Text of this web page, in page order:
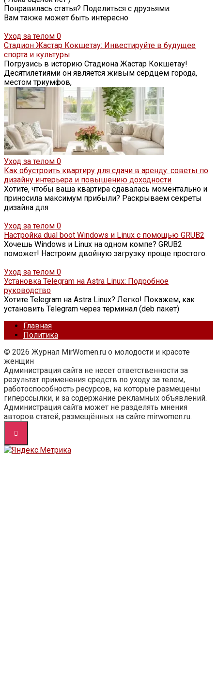
Понравилась статья? Поделиться с друзьями:
Вам также может быть интересно
Уход за телом 0
Стадион Жастар Кокшетау: Инвестируйте в будущее
спорта и культуры
Погрузись в историю Стадиона Жастар Кокшетау!
Десятилетиями он является живым сердцем города,
местом триумфов,
Уход за телом 0
Как обустроить квартиру для сдачи в аренду: советы по
дизайну интерьера и повышению доходности
Хотите, чтобы ваша квартира сдавалась моментально и
приносила максимум прибыли? Раскрываем секреты
дизайна для
Уход за телом 0
Настройка dual boot Windows и Linux с помощью GRUB2
Хочешь Windows и Linux на одном компе? GRUB2
поможет! Настроим двойную загрузку проще простого.
Уход за телом 0
Установка Telegram на Astra Linux: Подробное
руководство
Хотите Telegram на Astra Linux? Легко! Покажем, как
установить Telegram через терминал (deb пакет)
Главная
Политика
© 2026 Журнал MirWomen.ru о молодости и красоте
женщин
Администрация сайта не несет ответственности за
результат применения средств по уходу за телом,
работоспособность ресурсов, на которые размещены
гиперссылки, и за содержание рекламных объявлений.
Администрация сайта может не разделять мнения
авторов статей, размещённых на сайте mirwomen.ru.